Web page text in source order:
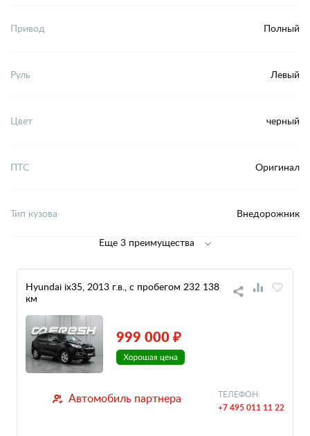
Привод Полный
Руль Левый
Цвет черный
ПТС Оригинал
Тип кузова Внедорожник
Еще 3 преимущества
Hyundai ix35, 2013 г.в., с пробегом 232 138
км
999 000 ₽
Автомобиль партнера ТЕЛЕФОН:
+7 495 011 11 22